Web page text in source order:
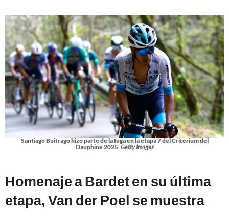
Santiago Buitrago hizo parte de la fuga en la etapa 7 del Critérium del
Dauphiné 2025 Getty Images
Homenaje a Bardet en su última
etapa, Van der Poel se muestra